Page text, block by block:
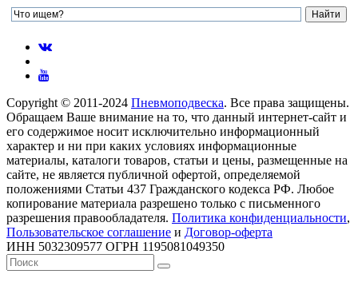
Copyright © 2011-2024 Пневмоподвеска. Все права защищены.
Обращаем Ваше внимание на то, что данный интернет-сайт и
его содержимое носит исключительно информационный
характер и ни при каких условиях информационные
материалы, каталоги товаров, статьи и цены, размещенные на
сайте, не является публичной офертой, определяемой
положениями Статьи 437 Гражданского кодекса РФ. Любое
копирование материала разрешено только с письменного
разрешения правообладателя. Политика конфиденциальности,
Пользовательское соглашение и Договор-оферта
ИНН 5032309577 ОГРН 1195081049350